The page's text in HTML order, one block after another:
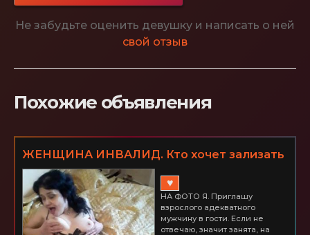
Не забудьте оценить девушку и написать о ней
свой отзыв
Похожие объявления
ЖЕНЩИНА ИНВАЛИД. Кто хочет зализать
меня до оргазма? ШУШАРЫ
♥
НА ФОТО Я. Приглашу
взрослого адекватного
мужчину в гости. Если не
отвечаю, значит занята, на